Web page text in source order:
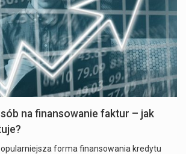
na finansowanie faktur – jak
forma finansowania kredytu